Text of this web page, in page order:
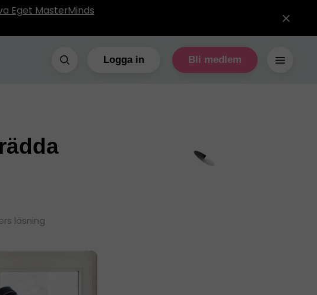
Eget MasterMinds
Logga in Bli medlem
läsning